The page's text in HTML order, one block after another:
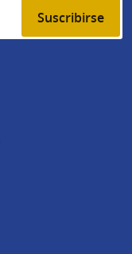
Suscribirse